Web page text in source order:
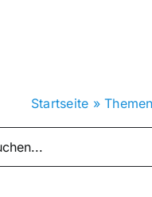
Startseite »